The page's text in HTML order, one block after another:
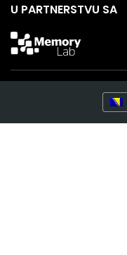
U PARTNERSTVU SA